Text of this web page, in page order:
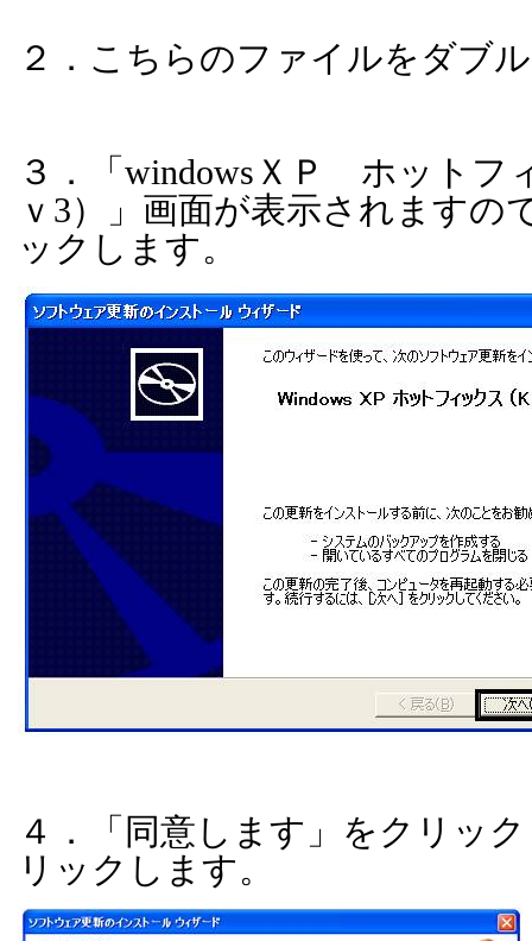
２．こちらのファイルをダブ
３．「 windows ＸＰ ホットフ
ｖ 3）」画面が表示されますの
ックします。
４．「同意します」をクリッ
リックします。